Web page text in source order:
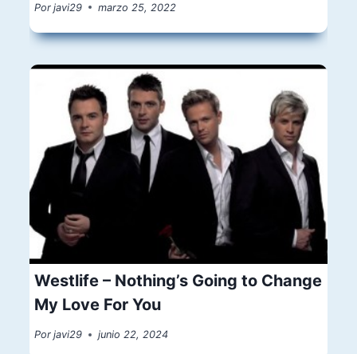
Por javi29 marzo 25, 2022
Westlife – Nothing’s Going to Change
My Love For You
Por javi29 junio 22, 2024